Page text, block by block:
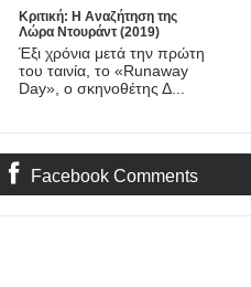
Κριτική: Η Αναζήτηση της
Λώρα Ντουράντ (2019)
Έξι χρόνια μετά την πρώτη
του ταινία, το «Runaway
Day», ο σκηνοθέτης Δ...
Facebook Comments